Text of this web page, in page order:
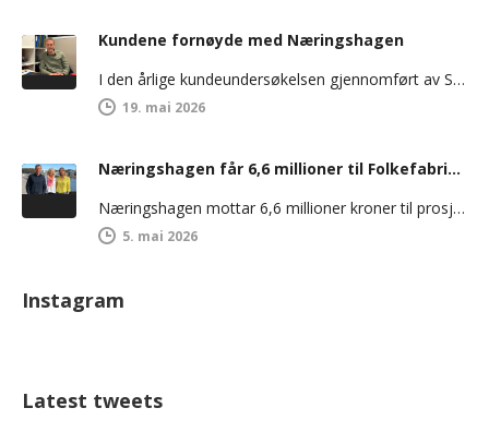
Kundene fornøyde med Næringshagen
I den årlige kundeundersøkelsen gjennomført av SIVA/Innovasjon Norge scorer Lindesnesregionen Næringshage godt over landsgjennomsnittet på tilfredshet. 100 prosent av bedriftene…
19. mai 2026
Næringshagen får 6,6 millioner til Folkefabrikken
Næringshagen mottar 6,6 millioner kroner til prosjektet Folkefabrikken, og jubelen står i taket! Sparebankstiftelsen Sparebanken Norge anser prosjektet som nyskapende…
5. mai 2026
Instagram
Latest tweets